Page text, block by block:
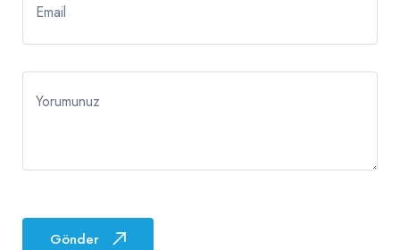
Email
Yorumunuz
Gönder